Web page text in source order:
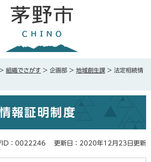
組織でさがす > 企画部 > 地域創生課 > 法定相続情
報証明制度
ID：0022246 更新日：2020年12月23日更新